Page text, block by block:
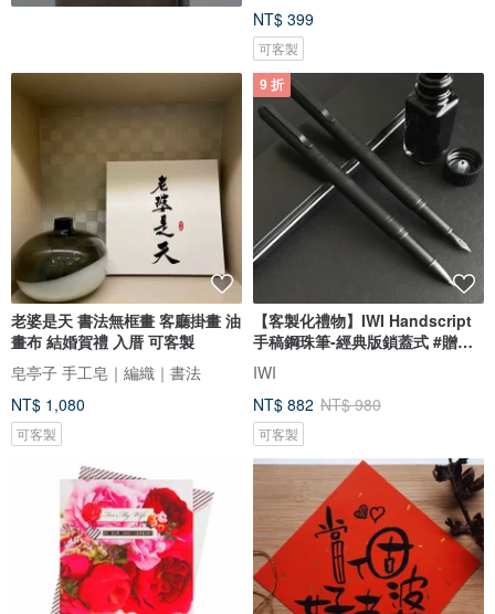
NT$ 399
可客製
老婆是天 書法無框畫 客廳掛畫 油
畫布 結婚賀禮 入厝 可客製
皂亭子 手工皂｜編織｜書法
NT$ 1,080
可客製
9 折
【客製化禮物】IWI Handscript
手稿鋼珠筆-經典版鎖蓋式 #贈刻
字
IWI
NT$ 882 NT$ 980
可客製